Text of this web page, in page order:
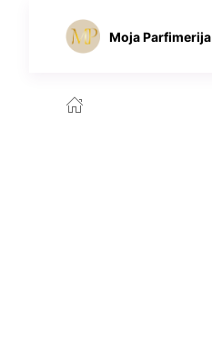
Moja Parfimerija